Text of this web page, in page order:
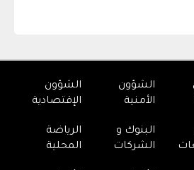
الشؤون
الأمنية
الشؤون
الإقتصادية
البنوك و
الشركات
الرياضة
المحلية